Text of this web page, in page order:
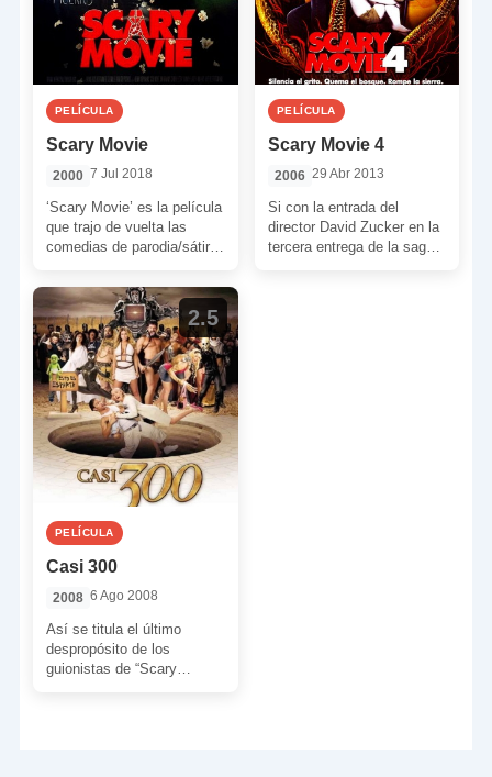
PELÍCULA
Scary Movie
2000 7 Jul 2018
‘Scary Movie’ es la película
que trajo de vuelta las
comedias de parodia/sátira
absurdo que tan […]
PELÍCULA
Scary Movie 4
2006 29 Abr 2013
Si con la entrada del
director David Zucker en la
tercera entrega de la saga
2.5
PELÍCULA
Casi 300
2008 6 Ago 2008
Así se titula el último
despropósito de los
guionistas de “Scary